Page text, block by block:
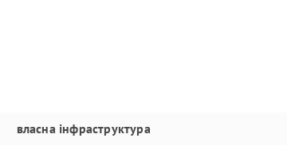
власна інфраструктура